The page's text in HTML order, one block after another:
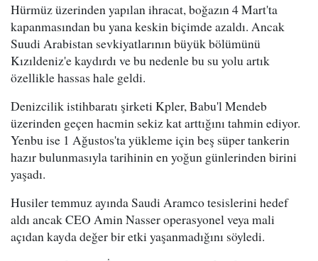
Hürmüz üzerinden yapılan ihracat, boğazın 4 Mart'ta
kapanmasından bu yana keskin biçimde azaldı. Ancak
Suudi Arabistan sevkiyatlarının büyük bölümünü
Kızıldeniz'e kaydırdı ve bu nedenle bu su yolu artık
özellikle hassas hale geldi.
Denizcilik istihbaratı şirketi Kpler, Babu'l Mendeb
üzerinden geçen hacmin sekiz kat arttığını tahmin ediyor.
Yenbu ise 1 Ağustos'ta yükleme için beş süper tankerin
hazır bulunmasıyla tarihinin en yoğun günlerinden birini
yaşadı.
Husiler temmuz ayında Saudi Aramco tesislerini hedef
aldı ancak CEO Amin Nasser operasyonel veya mali
açıdan kayda değer bir etki yaşanmadığını söyledi.